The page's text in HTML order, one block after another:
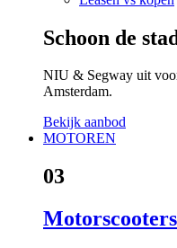
Schoon de
NIU & Segway uit
Amsterdam.
Bekijk aanbod
MOTOREN
03
Motorscooters